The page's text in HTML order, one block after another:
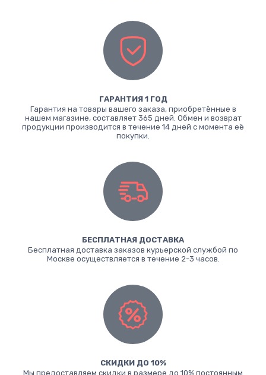
ГАРАНТИЯ 1 ГОД
Гарантия на товары вашего заказа, приобретённые в
нашем магазине, составляет 365 дней. Обмен и возврат
продукции производится в течение 14 дней с момента её
покупки.
БЕСПЛАТНАЯ ДОСТАВКА
Бесплатная доставка заказов курьерской службой по
Москве осуществляется в течение 2-3 часов.
СКИДКИ ДО 10%
Мы предоставляем скидки в размере до 10% постоянным